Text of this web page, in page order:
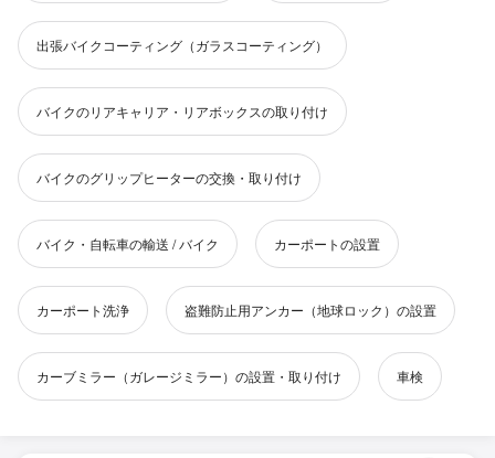
出張バイクコーティング（ガラスコーティング）
バイクのリアキャリア・リアボックスの取り付け
バイクのグリップヒーターの交換・取り付け
バイク・自転車の輸送 / バイク カーポートの設置
カーポート洗浄 盗難防止用アンカー（地球ロック）の設置
カーブミラー（ガレージミラー）の設置・取り付け 車検